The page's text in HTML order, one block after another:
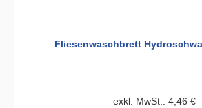
Fliesenwaschbrett
exkl. MwSt.: 4,46 €